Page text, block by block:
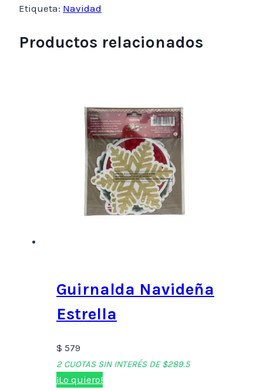
cantidad
Etiqueta: Navidad
Productos relacionados
Guirnalda Navideña
Estrella
$ 579
2 CUOTAS SIN INTERÉS DE $289.5
¡Lo quiero!